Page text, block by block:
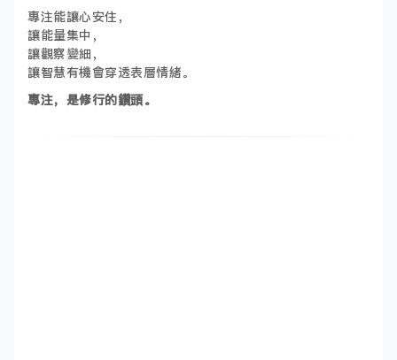
專注能讓心安住，
讓能量集中，
讓觀察變細，
讓智慧有機會穿透表層情緒。
專注，是修行的鑽頭。